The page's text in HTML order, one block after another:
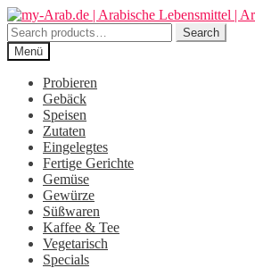
Zur
Navigation
springen
Zum
Inhalt
springen
Search
for:
Search
Menü
Probieren
Gebäck
Speisen
Zutaten
Eingelegtes
Fertige Gerichte
Gemüse
Gewürze
Süßwaren
Kaffee & Tee
Vegetarisch
Specials